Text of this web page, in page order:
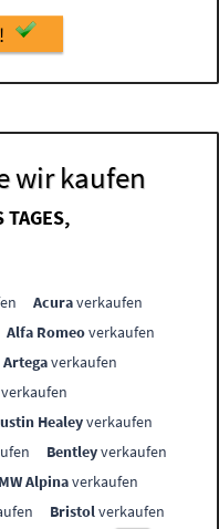
wir kaufen
TAGES,
Acuraverkaufen
Alfa Romeoverkaufen
Artegaverkaufen
verkaufen
Healeyverkaufen
Bentleyverkaufen
Alpinaverkaufen
Bristolverkaufen